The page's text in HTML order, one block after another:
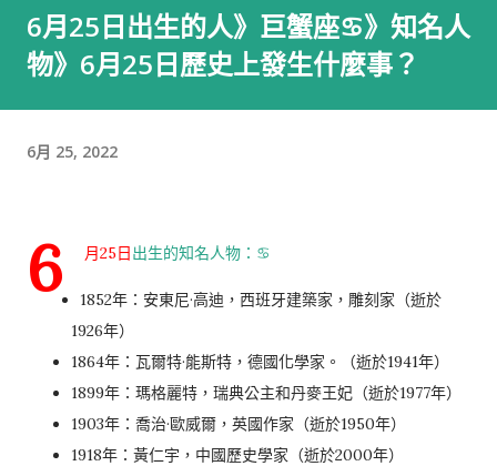
6月25日出生的人》巨蟹座♋️》知名人
物》6月25日歷史上發生什麼事？
6月 25, 2022
6 月25日出生的知名人物：♋️
1852年：安東尼·高迪，西班牙建築家，雕刻家（逝於
1926年）
1864年：瓦爾特·能斯特，德國化學家。（逝於1941年）
1899年：瑪格麗特，瑞典公主和丹麥王妃（逝於1977年）
1903年：喬治·歐威爾，英國作家（逝於1950年）
1918年：黃仁宇，中國歷史學家（逝於2000年）